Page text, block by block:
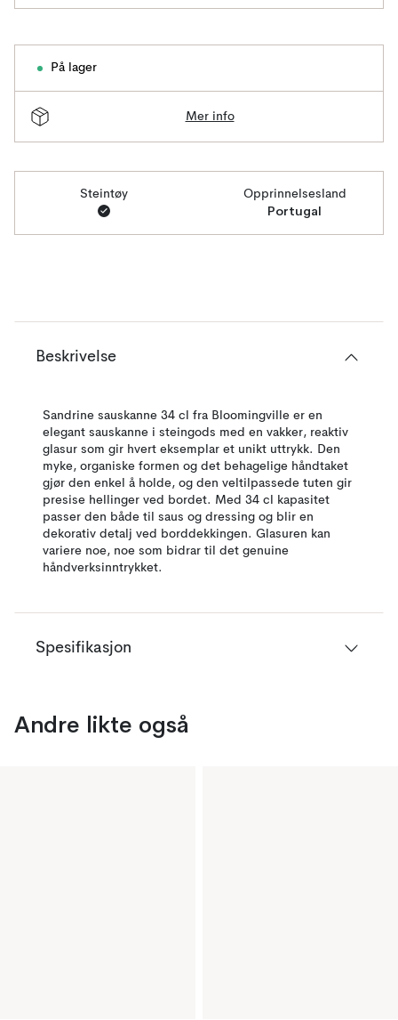
På lager
Mer info
Steintøy Opprinnelsesland
Portugal
Beskrivelse
Sandrine sauskanne 34 cl fra Bloomingville er en
elegant sauskanne i steingods med en vakker, reaktiv
glasur som gir hvert eksemplar et unikt uttrykk. Den
myke, organiske formen og det behagelige håndtaket
gjør den enkel å holde, og den veltilpassede tuten gir
presise hellinger ved bordet. Med 34 cl kapasitet
passer den både til saus og dressing og blir en
dekorativ detalj ved borddekkingen. Glasuren kan
variere noe, noe som bidrar til det genuine
håndverksinntrykket.
Spesifikasjon
Andre likte også